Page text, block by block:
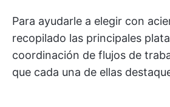
Para ayudarle a elegir con
recopilado las principales
coordinación de flujos de
que cada una de ellas